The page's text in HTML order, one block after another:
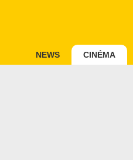
NEWS CINÉMA